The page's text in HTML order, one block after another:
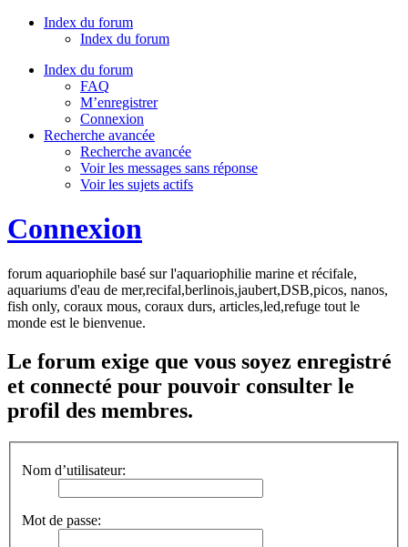
Index du forum
Index du forum
Index du forum
FAQ
M’enregistrer
Connexion
Recherche avancée
Recherche avancée
Voir les messages sans réponse
Voir les sujets actifs
Connexion
forum aquariophile basé sur l'aquariophilie marine et récifale,
aquariums d'eau de mer,recifal,berlinois,jaubert,DSB,picos, nanos,
fish only, coraux mous, coraux durs, articles,led,refuge tout le
monde est le bienvenue.
Le forum exige que vous soyez enregistré
et connecté pour pouvoir consulter le
profil des membres.
Nom d’utilisateur:
Mot de passe: